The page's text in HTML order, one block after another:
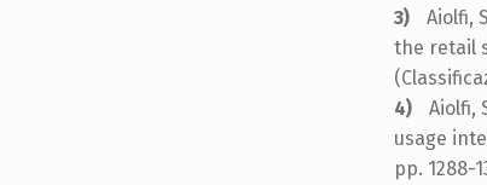
Aiolfi,
the retail
Aiolfi,
usage
pp. 1288-